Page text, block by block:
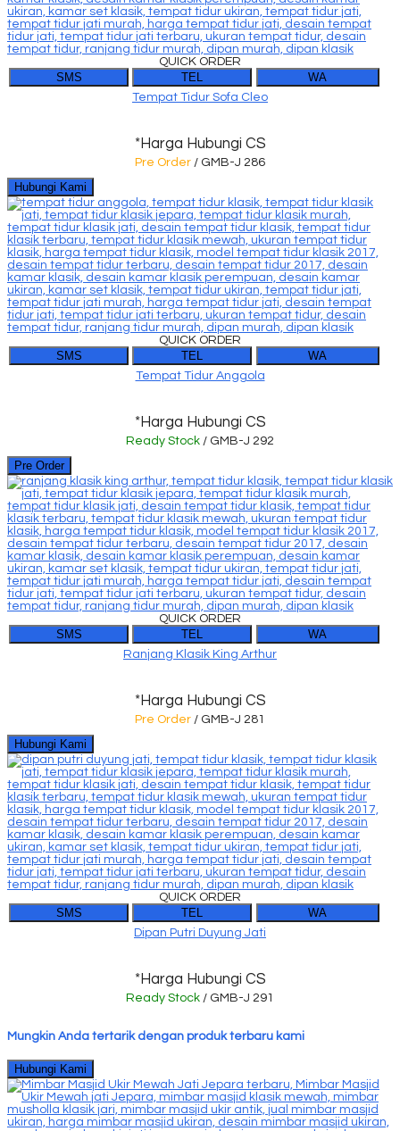
QUICK ORDER
SMS TEL WA
Tempat Tidur Sofa Cleo
*Harga Hubungi CS
Pre Order / GMB-J 286
Hubungi Kami
QUICK ORDER
SMS TEL WA
Tempat Tidur Anggola
*Harga Hubungi CS
Ready Stock / GMB-J 292
Pre Order
QUICK ORDER
SMS TEL WA
Ranjang Klasik King Arthur
*Harga Hubungi CS
Pre Order / GMB-J 281
Hubungi Kami
QUICK ORDER
SMS TEL WA
Dipan Putri Duyung Jati
*Harga Hubungi CS
Ready Stock / GMB-J 291
Mungkin Anda tertarik dengan produk terbaru kami
Hubungi Kami